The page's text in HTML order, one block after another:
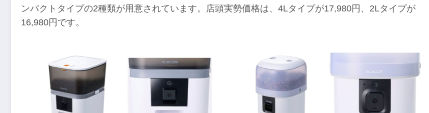
ンパクトタイプの2種類が用意されています。店頭実勢価格は、4Lタイプが17,980円、2Lタイプが
16,980円です。